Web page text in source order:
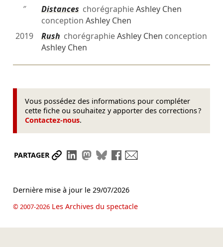
″
Distances chorégraphieAshley Chen
conception Ashley Chen
2019
Rush chorégraphieAshley Chen conception
Ashley Chen
Vous possédez des informations pour compléter
cette fiche ou souhaitez y apporter des corrections ?
Contactez-nous.
PARTAGER Partager le lien
Partager sur LinkedIn
Partager sur Mastodon
Partager sur Bluesky
Partager sur Facebook
Dernière mise à jour le 29/07/2026
© 2007-2026Les Archives du spectacle